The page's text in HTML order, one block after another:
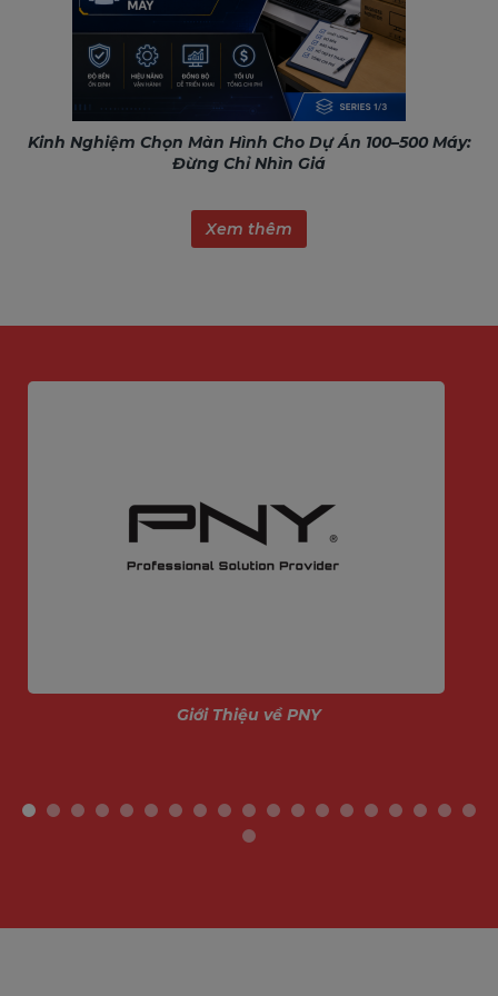
Kinh Nghiệm Chọn Màn Hình Cho Dự Án 100–500 Máy:
Đừng Chỉ Nhìn Giá
Xem thêm
Giới Thiệu về PNY